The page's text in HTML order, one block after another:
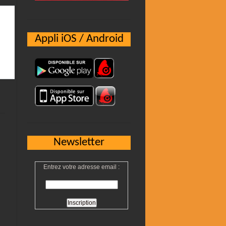
Appli iOS / Android
Newsletter
Entrez votre adresse email :